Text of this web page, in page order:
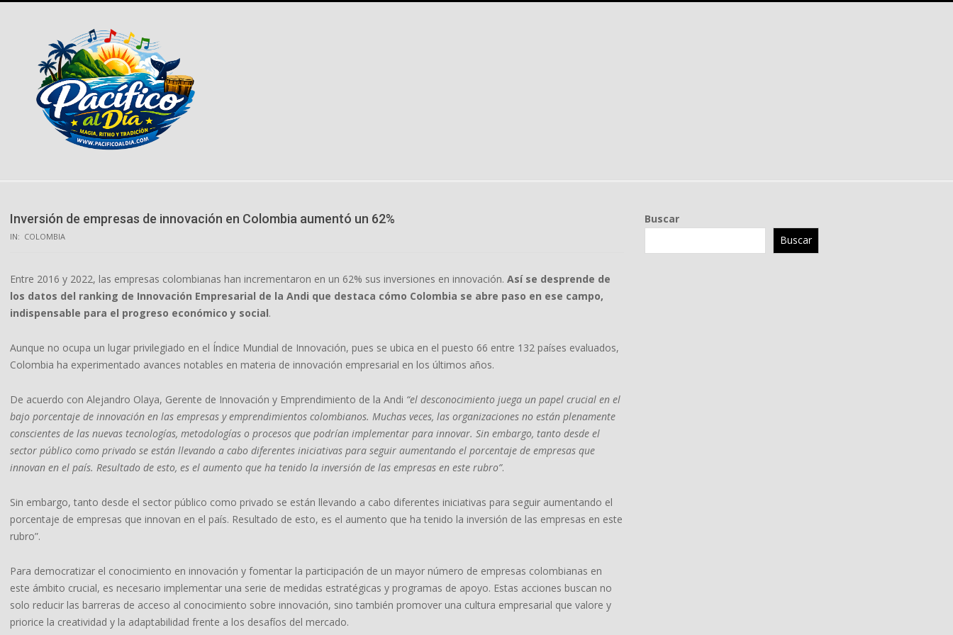
Inversión de empresas de innovación en Colombia aumentó un 62%
IN: COLOMBIA
Entre 2016 y 2022, las empresas colombianas han incrementaron en un 62% sus inversiones en innovación. Así se desprende de
los datos del ranking de Innovación Empresarial de la Andi que destaca cómo Colombia se abre paso en ese campo,
indispensable para el progreso económico y social.
Aunque no ocupa un lugar privilegiado en el Índice Mundial de Innovación, pues se ubica en el puesto 66 entre 132 países evaluados,
Colombia ha experimentado avances notables en materia de innovación empresarial en los últimos años.
De acuerdo con Alejandro Olaya, Gerente de Innovación y Emprendimiento de la Andi “el desconocimiento juega un papel crucial en el
bajo porcentaje de innovación en las empresas y emprendimientos colombianos. Muchas veces, las organizaciones no están plenamente
conscientes de las nuevas tecnologías, metodologías o procesos que podrían implementar para innovar. Sin embargo, tanto desde el
sector público como privado se están llevando a cabo diferentes iniciativas para seguir aumentando el porcentaje de empresas que
innovan en el país. Resultado de esto, es el aumento que ha tenido la inversión de las empresas en este rubro”.
Sin embargo, tanto desde el sector público como privado se están llevando a cabo diferentes iniciativas para seguir aumentando el
porcentaje de empresas que innovan en el país. Resultado de esto, es el aumento que ha tenido la inversión de las empresas en este
rubro”.
Para democratizar el conocimiento en innovación y fomentar la participación de un mayor número de empresas colombianas en
este ámbito crucial, es necesario implementar una serie de medidas estratégicas y programas de apoyo. Estas acciones buscan no
solo reducir las barreras de acceso al conocimiento sobre innovación, sino también promover una cultura empresarial que valore y
priorice la creatividad y la adaptabilidad frente a los desafíos del mercado.
Buscar
Buscar